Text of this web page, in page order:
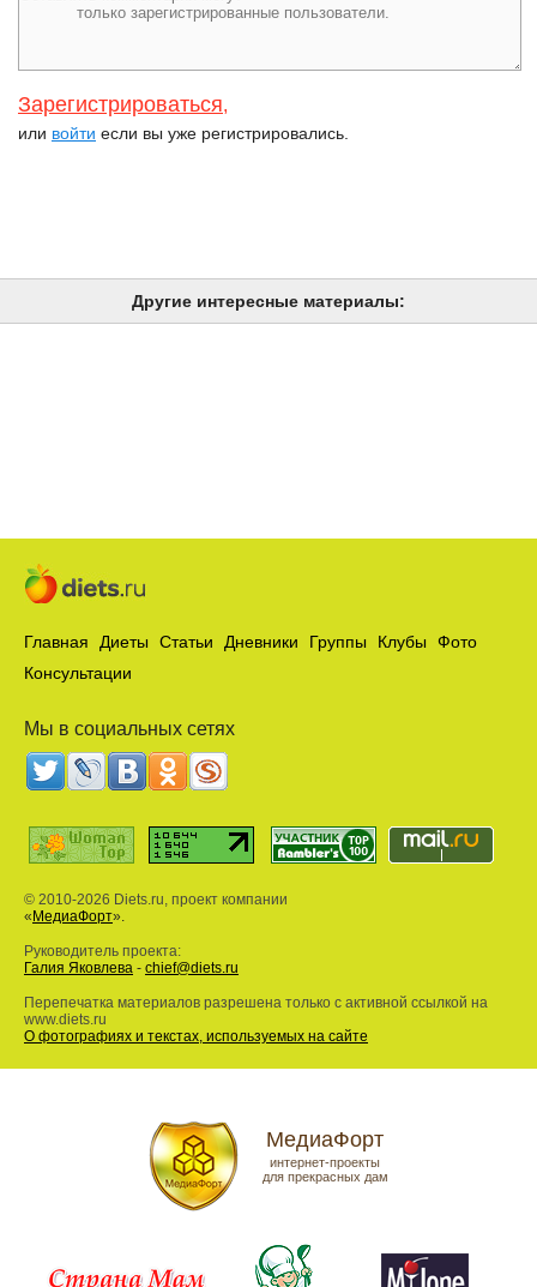
Зарегистрироваться,
или войти если вы уже регистрировались.
Другие интересные материалы:
Главная Диеты Статьи Дневники Группы Клубы
Фото
Консультации
Мы в социальных сетях
© 2010-2026 Diets.ru, проект компании
« МедиаФорт».
Руководитель проекта:
Галия Яковлева - chief@diets.ru
Перепечатка материалов разрешена только с активной ссылкой на
www.diets.ru
О фотографиях и текстах, используемых на сайте
МедиаФорт
интернет-проекты
для прекрасных дам